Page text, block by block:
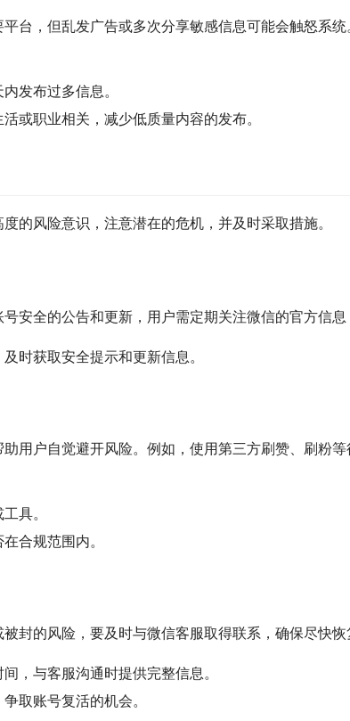
台，但乱发广告或多次分享敏感信息可能会触怒系
发布过多信息。
或职业相关，减少低质量内容的发布。
的风险意识，注意潜在的危机，并及时采取措施。
安全的公告和更新，用户需定期关注微信的官方信息
时获取安全提示和更新信息。
用户自觉避开风险。例如，使用第三方刷赞、刷粉
具。
合规范围内。
封的风险，要及时与微信客服取得联系，确保尽快恢
，与客服沟通时提供完整信息。
取账号复活的机会。